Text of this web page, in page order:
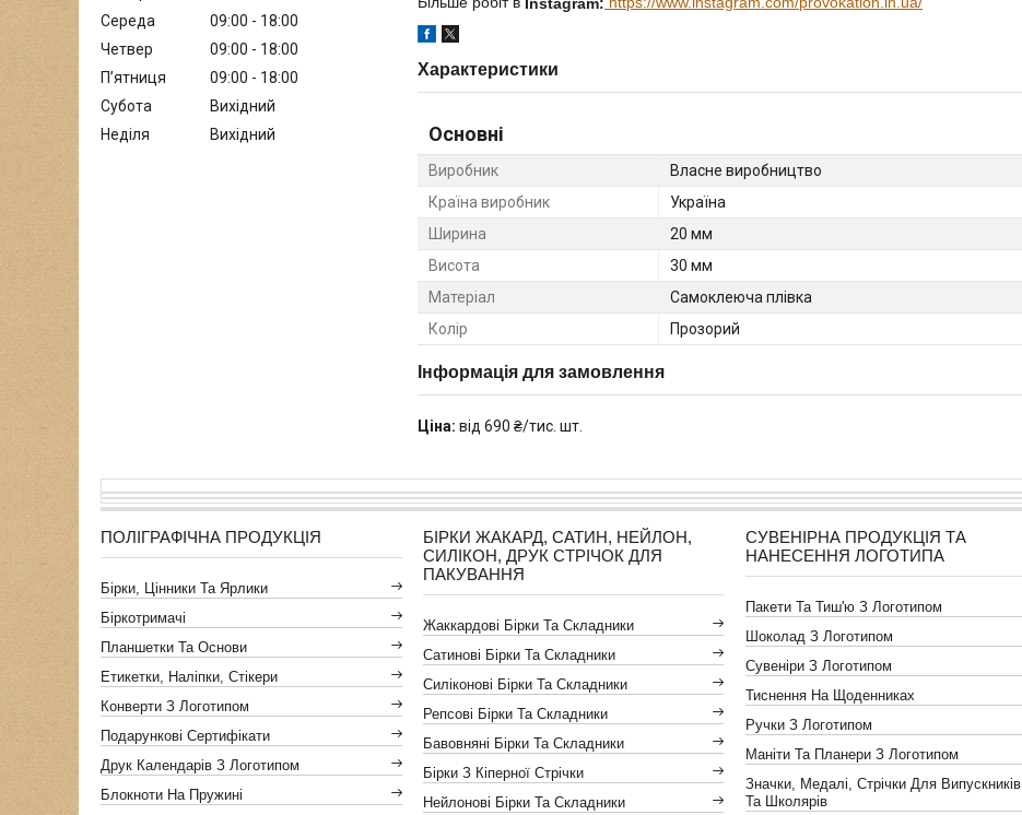
Характеристики
Основні
Виробник
Власне виробництво
Країна виробник
Україна
Ширина
20 мм
Висота
30 мм
Матеріал
Самоклеюча плівка
Колір
Прозорий
Інформація для замовлення
Ціна: від 690 ₴/тис. шт.
Середа
09:00
18:00
Четвер
09:00
18:00
Пʼятниця
09:00
18:00
Субота
Вихідний
Неділя
Вихідний
ПОЛІГРАФІЧНА ПРОДУКЦІЯ
Бірки, Цінники Та Ярлики
Біркотримачі
Планшетки Та Основи
Етикетки, Наліпки, Стікери
Конверти З Логотипом
Подарункові Сертифікати
Друк Календарів З Логотипом
Блокноти На Пружині
БІРКИ ЖАКАРД, САТИН, НЕЙЛОН,
СИЛІКОН, ДРУК СТРІЧОК ДЛЯ
ПАКУВАННЯ
Жаккардові Бірки Та Складники
Сатинові Бірки Та Складники
Силіконові Бірки Та Складники
Репсові Бірки Та Складники
Бавовняні Бірки Та Складники
Бірки З Кіперної Стрічки
Нейлонові Бірки Та Складники
СУВЕНІРНА ПРОДУКЦІЯ ТА
НАНЕСЕННЯ ЛОГОТИПА
Пакети Та Тиш'ю З Логотипом
Шоколад З Логотипом
Сувеніри З Логотипом
Тиснення На Щоденниках
Ручки З Логотипом
Маніти Та Планери З Логотипом
Значки, Медалі, Стрічки Для Випускників
Та Школярів